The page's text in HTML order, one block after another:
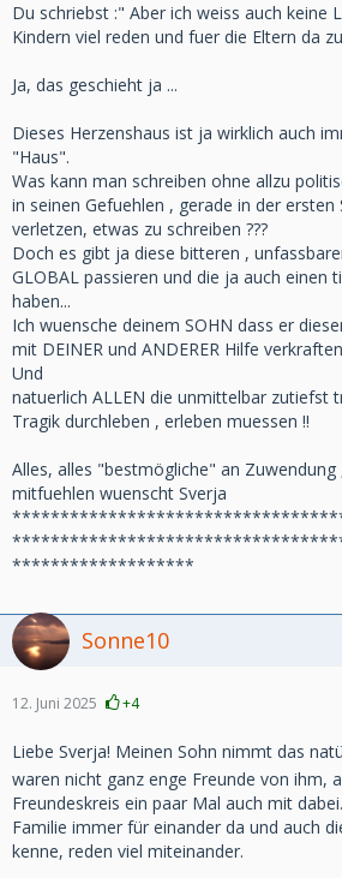
Du schriebst :" Aber ich weiss auch keine
Kindern viel reden und fuer die Eltern da
Ja, das geschieht ja ...
Dieses Herzenshaus ist ja wirklich auch
"Haus".
Was kann man schreiben ohne allzu
in seinen Gefuehlen , gerade in der ersten
verletzen, etwas zu schreiben ???
Doch es gibt ja diese bitteren ,
GLOBAL passieren und die ja auch einen
haben...
Ich wuensche deinem SOHN dass er
mit DEINER und ANDERER Hilfe
Und
natuerlich ALLEN die unmittelbar zutiefst
Tragik durchleben , erleben muessen !!
Alles, alles "bestmögliche" an Zuwendung
mitfuehlen wuenscht Sverja
*******************
Sonne10
12. Juni 2025 +4
Liebe Sverja! Meinen Sohn nimmt das
waren nicht ganz enge Freunde von ihm,
Freundeskreis ein paar Mal auch mit
Familie immer für einander da und auch
kenne, reden viel miteinander.